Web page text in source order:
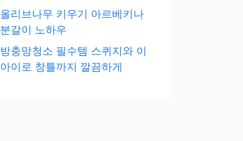
올리브나무 키우기 아르베키나
분갈이 노하우
방충망청소 필수템 스퀴지와 이
아이로 창틀까지 깔끔하게